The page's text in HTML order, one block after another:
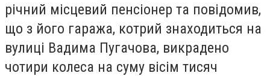
річний місцевий пенсіонер та повідомив,
що з його гаража, котрий знаходиться на
вулиці Вадима Пугачова, викрадено
чотири колеса на суму вісім тисяч